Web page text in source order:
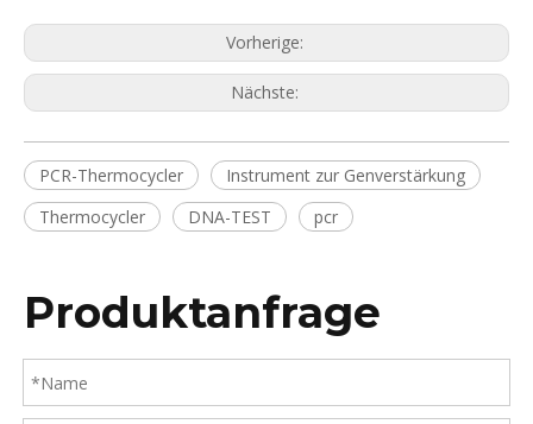
Vorherige:
Nächste:
PCR-Thermocycler
Instrument zur Genverstärkung
Thermocycler
DNA-TEST pcr
Produktanfrage